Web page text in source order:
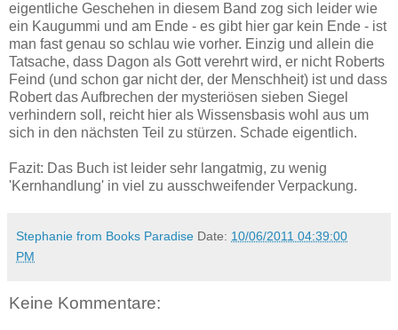
eigentliche Geschehen in diesem Band zog sich leider wie
ein Kaugummi und am Ende - es gibt hier gar kein Ende - ist
man fast genau so schlau wie vorher. Einzig und allein die
Tatsache, dass Dagon als Gott verehrt wird, er nicht Roberts
Feind (und schon gar nicht der, der Menschheit) ist und dass
Robert das Aufbrechen der mysteriösen sieben Siegel
verhindern soll, reicht hier als Wissensbasis wohl aus um
sich in den nächsten Teil zu stürzen. Schade eigentlich.
Fazit: Das Buch ist leider sehr langatmig, zu wenig
'Kernhandlung' in viel zu ausschweifender Verpackung.
Stephanie from Books Paradise Date: 10/06/2011 04:39:00
PM
Keine Kommentare: